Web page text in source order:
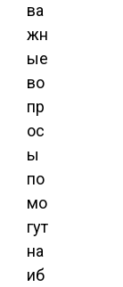
ва
жн
ые
во
пр
ос
ы
по
мо
гут
на
иб